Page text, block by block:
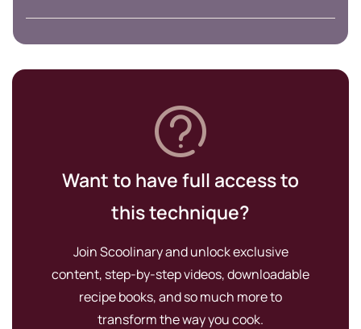
Want to have full access to
this technique?
Join Scoolinary and unlock exclusive
content, step-by-step videos, downloadable
recipe books, and so much more to
transform the way you cook.